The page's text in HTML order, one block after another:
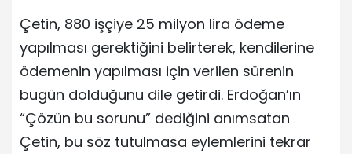
Çetin, 880 işçiye 25 milyon lira ödeme
yapılması gerektiğini belirterek, kendilerine
ödemenin yapılması için verilen sürenin
bugün dolduğunu dile getirdi. Erdoğan’ın
“Çözün bu sorunu” dediğini anımsatan
Çetin, bu söz tutulmasa eylemlerini tekrar